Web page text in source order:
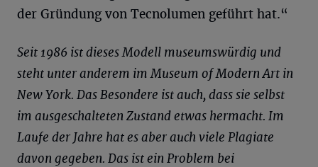
der Gründung von Tecnolumen geführt hat.“
Seit 1986 ist dieses Modell museumswürdig und
steht unter anderem im Museum of Modern Art in
New York. Das Besondere ist auch, dass sie selbst
im ausgeschalteten Zustand etwas hermacht. Im
Laufe der Jahre hat es aber auch viele Plagiate
davon gegeben. Das ist ein Problem bei